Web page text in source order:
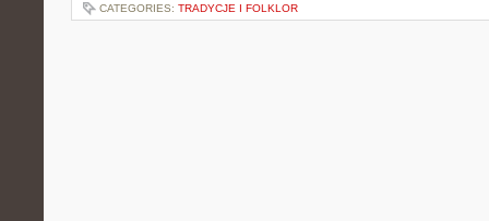
CATEGORIES: TRADYCJE I FOLKLOR